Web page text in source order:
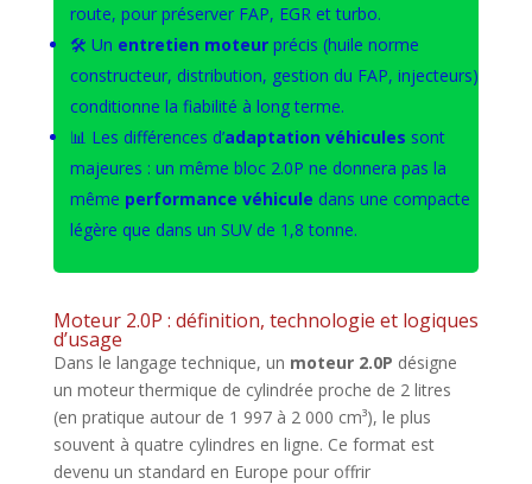
route, pour préserver FAP, EGR et turbo.
🛠️ Un entretien moteurprécis (huile norme
constructeur, distribution, gestion du FAP, injecteurs)
conditionne la fiabilité à long terme.
📊 Les différences d’adaptation véhicules sont
majeures : un même bloc 2.0P ne donnera pas la
même performance véhicule dans une compacte
légère que dans un SUV de 1,8 tonne.
Moteur 2.0P : définition, technologie et logiques
d’usage
Dans le langage technique, un moteur 2.0P désigne
un moteur thermique de cylindrée proche de 2 litres
(en pratique autour de 1 997 à 2 000 cm³), le plus
souvent à quatre cylindres en ligne. Ce format est
devenu un standard en Europe pour offrir